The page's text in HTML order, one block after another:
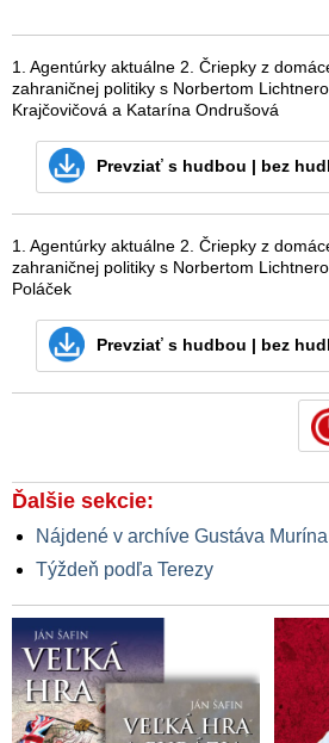
1. Agentúrky aktuálne 2. Čriepky z
zahraničnej politiky s Norbertom
Krajčovičová a Katarína Ondrušová
Prevziať s hudbou | bez
1. Agentúrky aktuálne 2. Čriepky z
zahraničnej politiky s Norbertom
Poláček
Prevziať s hudbou | bez
Ďalšie sekcie:
Nájdené v archíve Gustáva Murína
Týždeň podľa Terezy